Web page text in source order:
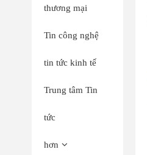
thương mại
Tin công nghệ
tin tức kinh tế
Trung tâm Tin
tức
hơn